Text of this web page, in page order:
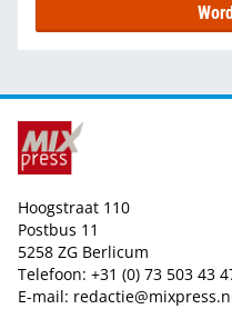
Hoogstraat 110
Postbus 11
5258 ZG Berlicum
Telefoon: +31 (0) 73 503 43
E-mail: